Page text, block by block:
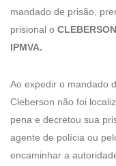
mandado de prisão,
prisional o
IPMVA.
Ao expedir o mandado
Cleberson não foi
pena e decretou sua
agente de polícia ou
encaminhar a